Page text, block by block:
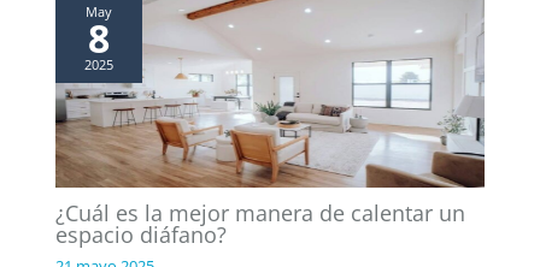
May
8
2025
¿Cuál es la mejor manera de calentar un
espacio diáfano?